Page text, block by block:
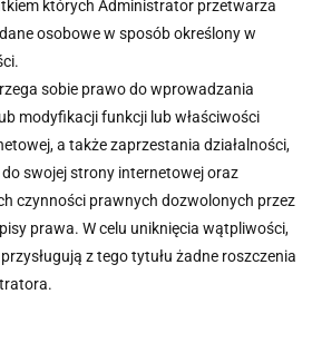
których Administrator przetwarza
osobowe w sposób określony w
sobie prawo do wprowadzania
modyfikacji funkcji lub właściwości
a także zaprzestania działalności,
swojej strony internetowej oraz
czynności prawnych dozwolonych przez
prawa. W celu uniknięcia wątpliwości,
z tego tytułu żadne roszczenia